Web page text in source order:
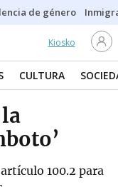
de género
Kiosko
CULTURA
100.2 para